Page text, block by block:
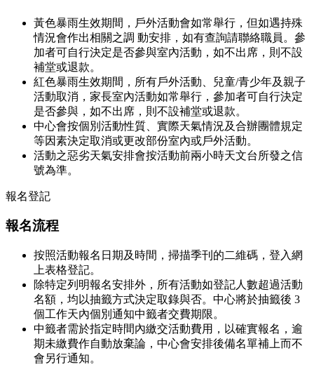
黃色暴雨生效期間，戶外活動會如常舉行，但如遇持殊
情況會作出相關之調 動安排，如有查詢請聯絡職員。參
加者可自行決定是否參與室內活動，如不出席，則不設
補堂或退款。
紅色暴雨生效期間，所有戶外活動、兒童/青少年及親子
活動取消，家長室內活動如常舉行，參加者可自行決定
是否參與，如不出席，則不設補堂或退款。
中心會按個別活動性質、實際天氣情況及合辦團體規定
等因素決定取消或更改部份室內或戶外活動。
活動之惡劣天氣安排會按活動前兩小時天文台所發之信
號為準。
報名登記
報名流程
按照活動報名日期及時間，掃描季刊的二維碼，登入網
上表格登記。
除特定列明報名安排外，所有活動如登記人數超過活動
名額，均以抽籤方式決定取錄與否。中心將於抽籤後 3
個工作天內個別通知中籤者交費期限。
中籤者需於指定時間內繳交活動費用，以確實報名，逾
期未繳費作自動放棄論，中心會安排後備名單補上而不
會另行通知。